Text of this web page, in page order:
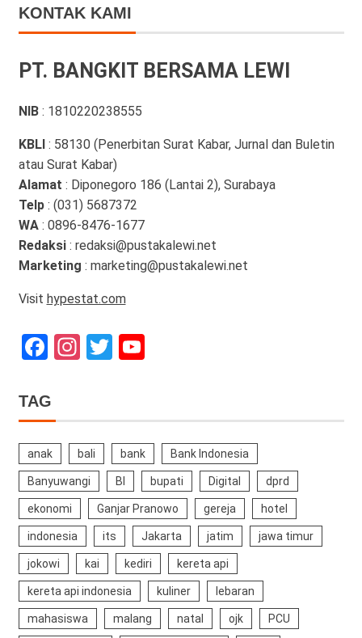
KONTAK KAMI
PT. BANGKIT BERSAMA LEWI
NIB : 1810220238555
KBLI : 58130 (Penerbitan Surat Kabar, Jurnal dan Buletin
atau Surat Kabar)
Alamat : Diponegoro 186 (Lantai 2), Surabaya
Telp: (031) 5687372
WA: 0896-8476-1677
Redaksi: redaksi@pustakalewi.net
Marketing : marketing@pustakalewi.net
Visit hypestat.com
Facebook
Instagram
TwitterYouTube
TAG
anak bali bank Bank Indonesia
Banyuwangi BI bupati Digital dprd
ekonomi Ganjar Pranowo gereja hotel
indonesia its Jakarta jatim jawa timur
jokowi kai kediri kereta api
kereta api indonesia kuliner lebaran
mahasiswa malang natal ojk PCU